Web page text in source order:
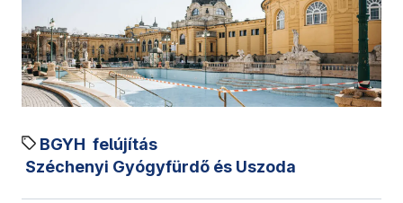
BGYH felújítás
Széchenyi Gyógyfürdő és Uszoda